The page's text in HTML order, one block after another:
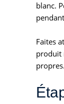
blanc.
Faites
produit
propres.